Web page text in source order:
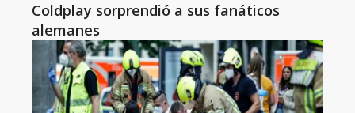
Coldplay sorprendió a sus fanáticos
alemanes